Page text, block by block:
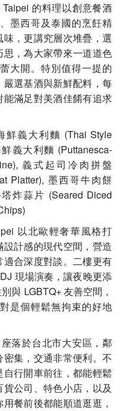
的料理以創意餐酒
墨西哥及泰國的烹飪精
，更講究層次堆疊，選
，為大家帶來一道道色
大開。特別值得一提的
選基酒與新鮮配料，每
滿足對美酒佳餚有追求
義大利麵 (Thai Style
義大利麵 (Puttanesca-
義式起司冷肉拼盤
Platter), 墨西哥牛肉餅
炸蒜片 (Seared Diced
以北歐輕奢華風格打
計感的現代空間，營造
合深度對談。二樓更有
現場演奏，讓夜晚更添
與 LGBTQ+ 友善空間，
是個輕鬆無拘束的好地
落於台北市大安區，鄰
集，交通非常便利。不
行開車前往，都能輕鬆
公司、特色小店，以及
餐前後都能順道逛逛，